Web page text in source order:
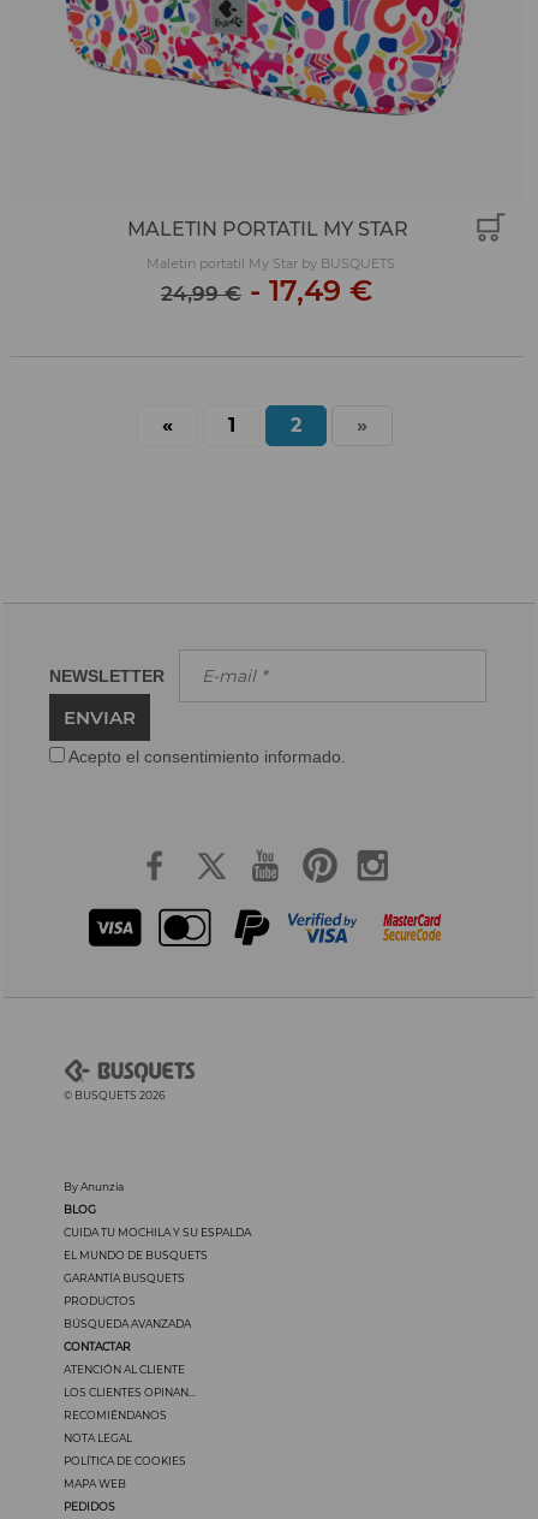
MALETIN PORTATIL MY STAR
Maletin portatil My Star by BUSQUETS
24,99 € - 17,49 €
« 1 2 »
NEWSLETTER
ENVIAR
Acepto el consentimiento informado.
© BUSQUETS 2026
By Anunzia
BLOG
CUIDA TU MOCHILA Y SU ESPALDA
EL MUNDO DE BUSQUETS
GARANTÍA BUSQUETS
PRODUCTOS
BÚSQUEDA AVANZADA
CONTACTAR
ATENCIÓN AL CLIENTE
LOS CLIENTES OPINAN...
RECOMIÉNDANOS
NOTA LEGAL
POLÍTICA DE COOKIES
MAPA WEB
PEDIDOS